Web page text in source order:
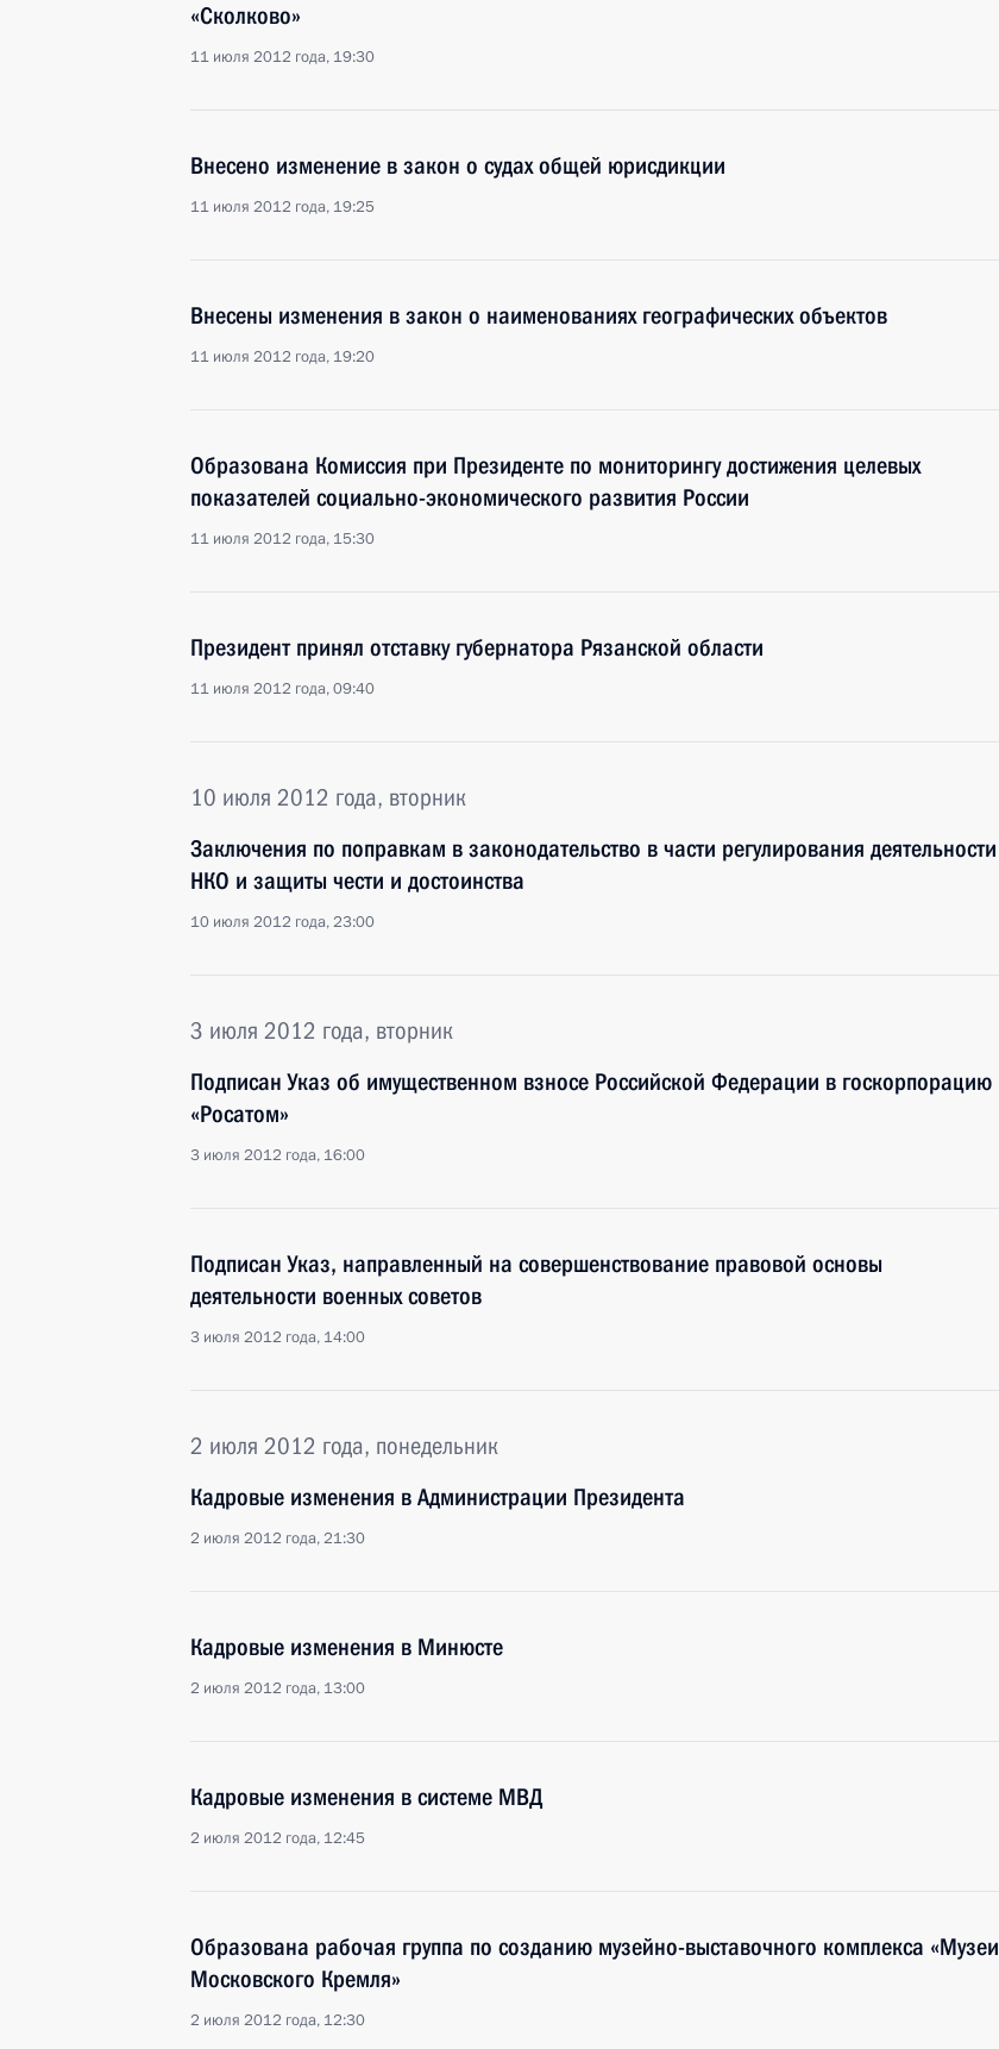
«Сколково»
11 июля 2012 года, 19:30
Внесено изменение в закон о судах общей юрисдикции
11 июля 2012 года, 19:25
Внесены изменения в закон о наименованиях географических объектов
11 июля 2012 года, 19:20
Образована Комиссия при Президенте по мониторингу достижения целевых
показателей социально-экономического развития России
11 июля 2012 года, 15:30
Президент принял отставку губернатора Рязанской области
11 июля 2012 года, 09:40
10 июля 2012 года, вторник
Заключения по поправкам в законодательство в части регулирования деятельности
НКО и защиты чести и достоинства
10 июля 2012 года, 23:00
3 июля 2012 года, вторник
Подписан Указ об имущественном взносе Российской Федерации в госкорпорацию
«Росатом»
3 июля 2012 года, 16:00
Подписан Указ, направленный на совершенствование правовой основы
деятельности военных советов
3 июля 2012 года, 14:00
2 июля 2012 года, понедельник
Кадровые изменения в Администрации Президента
2 июля 2012 года, 21:30
Кадровые изменения в Минюсте
2 июля 2012 года, 13:00
Кадровые изменения в системе МВД
2 июля 2012 года, 12:45
Образована рабочая группа по созданию музейно-выставочного комплекса «Музеи
Московского Кремля»
2 июля 2012 года, 12:30